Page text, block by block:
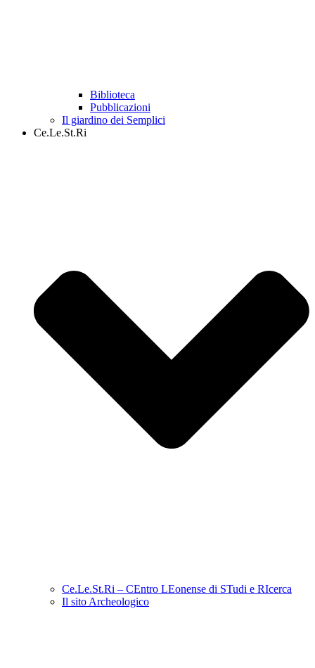
Biblioteca
Pubblicazioni
Il giardino dei Semplici
Ce.Le.St.Ri
Ce.Le.St.Ri – CEntro LEonense di STudi e RIcerca
Il sito Archeologico